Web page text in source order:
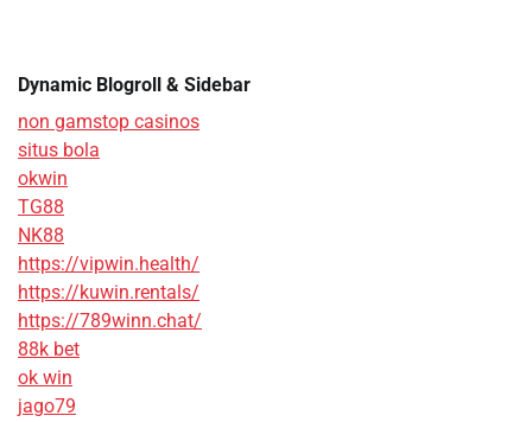
Dynamic Blogroll & Sidebar
non gamstop casinos
situs bola
okwin
TG88
NK88
https://vipwin.health/
https://kuwin.rentals/
https://789winn.chat/
88k bet
ok win
jago79